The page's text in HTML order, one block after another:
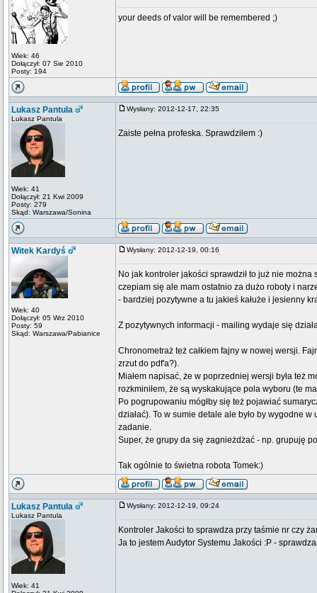
Wiek: 46
Dołączył: 07 Sie 2010
Posty: 194
your deeds of valor will be remembered ;)
Lukasz Pantula
Lukasz Pantula
Wiek: 41
Dołączył: 21 Kwi 2009
Posty: 279
Skąd: Warszawa/Sonina
Wysłany: 2012-12-17, 22:35
Zaiste pełna profeska. Sprawdziłem :)
Witek Kardyś
Wiek: 40
Dołączył: 05 Wrz 2010
Posty: 59
Skąd: Warszawa/Pabianice
Wysłany: 2012-12-19, 00:16
No jak kontroler jakości sprawdził to już nie
czepiam się ale mam ostatnio za dużo roboty i
- bardziej pozytywne a tu jakieś kałuże i jesienny
Z pozytywnych informacji - mailing wydaje się
Chronometraż też całkiem fajny w nowej wersji.
zrzut do pdf'a?).
Miałem napisać, że w poprzedniej wersji była też
rozkminiłem, że są wyskakujące pola wyboru (te
Po pogrupowaniu mógłby się też pojawiać
działać). To w sumie detale ale było by wygodne
zadanie.
Super, że grupy da się zagnieżdżać - np. grupuję
Tak ogólnie to świetna robota Tomek:)
Lukasz Pantula
Lukasz Pantula
Wiek: 41
Wysłany: 2012-12-19, 09:24
Kontroler Jakości to sprawdza przy taśmie nr czy
Ja to jestem Audytor Systemu Jakości :P -